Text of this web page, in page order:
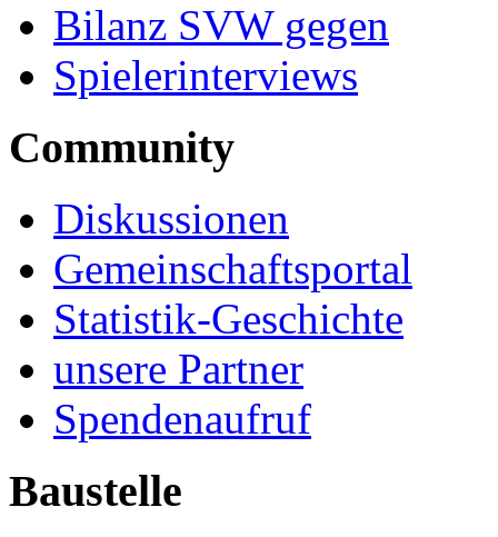
Bilanz SVW gegen
Spielerinterviews
Community
Diskussionen
Gemeinschaftsportal
Statistik-Geschichte
unsere Partner
Spendenaufruf
Baustelle